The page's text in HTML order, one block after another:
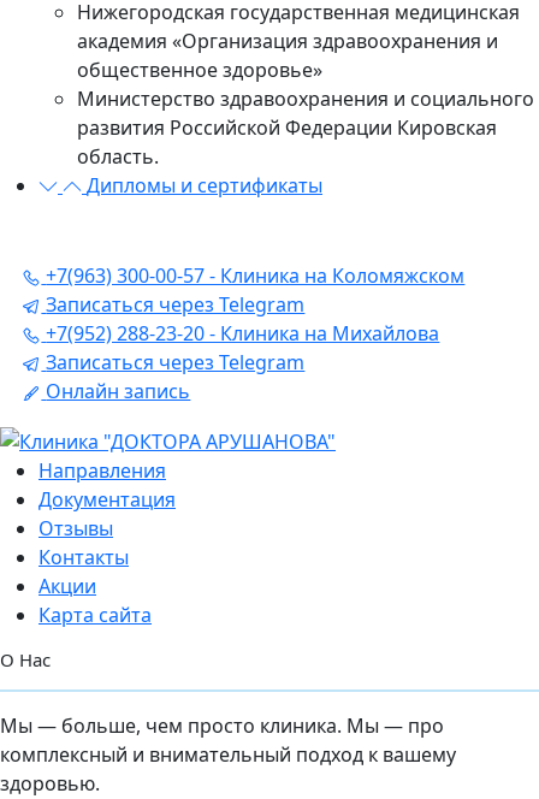
Нижегородская государственная медицинская
академия «Организация здравоохранения и
общественное здоровье»
Министерство здравоохранения и социального
развития Российской Федерации Кировская
область.
Дипломы и сертификаты
+7(963) 300-00-57 - Клиника на Коломяжском
Записаться через Telegram
+7(952) 288-23-20 - Клиника на Михайлова
Записаться через Telegram
Онлайн запись
Направления
Документация
Отзывы
Контакты
Акции
Карта сайта
О Нас
Мы — больше, чем просто клиника. Мы — про
комплексный и внимательный подход к вашему
здоровью.